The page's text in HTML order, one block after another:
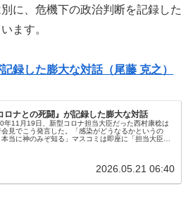
に、危機下の政治判断を記録した
ます。
録した膨大な対話（尾藤 克之）
ロナとの死闘』が記録した膨大な対話
年11月19日、新型コロナ担当大臣だった西村康稔は
会見でこう発言した。「感染がどうなるかというの
本当に神のみぞ知る」マスコミは即座に「担当大臣と
2026.05.21 06:40